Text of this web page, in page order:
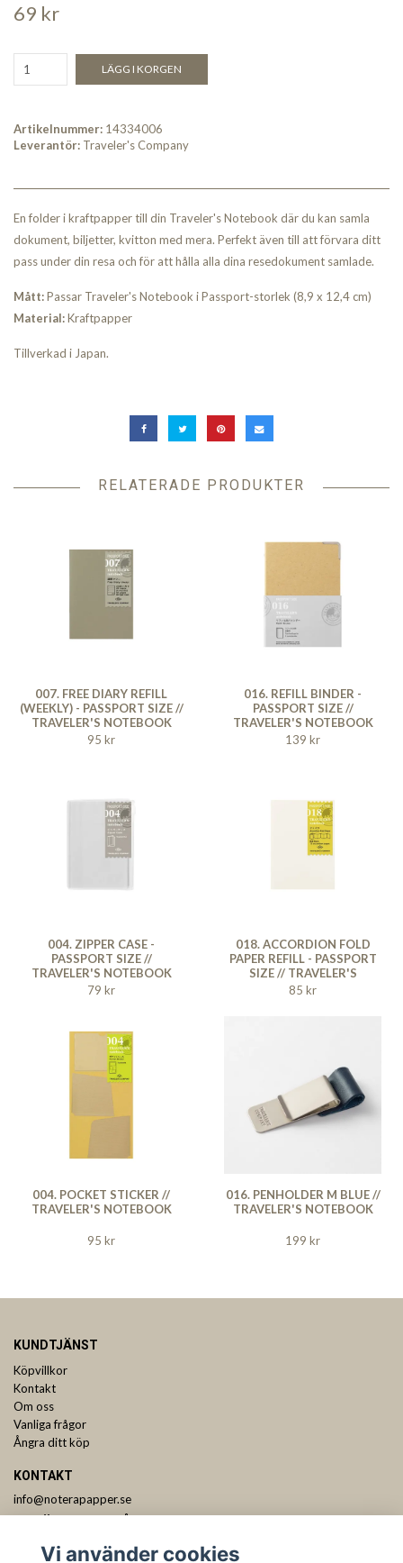
69 kr
LÄGG I KORGEN
Artikelnummer: 14334006
Leverantör: Traveler's Company
En folder i kraftpapper till din Traveler's Notebook där du kan samla
dokument, biljetter, kvitton med mera. Perfekt även till att förvara ditt
pass under din resa och för att hålla alla dina resedokument samlade.
Mått:Passar Traveler's Notebook i Passport-storlek (8,9 x 12,4 cm)
Material:Kraftpapper
Tillverkad i Japan.
RELATERADE PRODUKTER
007. FREE DIARY REFILL
(WEEKLY) - PASSPORT SIZE //
TRAVELER'S NOTEBOOK
95 kr
016. REFILL BINDER -
PASSPORT SIZE //
TRAVELER'S NOTEBOOK
139 kr
004. ZIPPER CASE -
PASSPORT SIZE //
TRAVELER'S NOTEBOOK
79 kr
018. ACCORDION FOLD
PAPER REFILL - PASSPORT
SIZE // TRAVELER'S
NOTEBOOK
85 kr
004. POCKET STICKER //
TRAVELER'S NOTEBOOK
95 kr
016. PENHOLDER M BLUE //
TRAVELER'S NOTEBOOK
199 kr
KUNDTJÄNST
Köpvillkor
Kontakt
Om oss
Vanliga frågor
Ångra ditt köp
KONTAKT
info@noterapapper.se
Vi använder cookies